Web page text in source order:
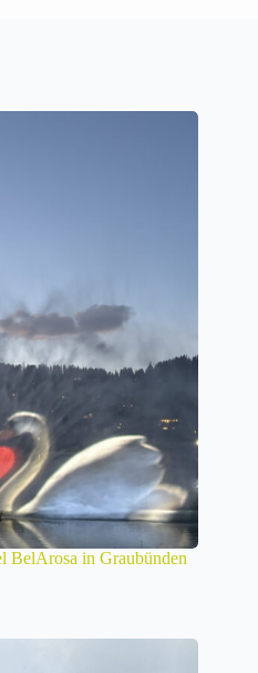
BelArosa in Graubünden